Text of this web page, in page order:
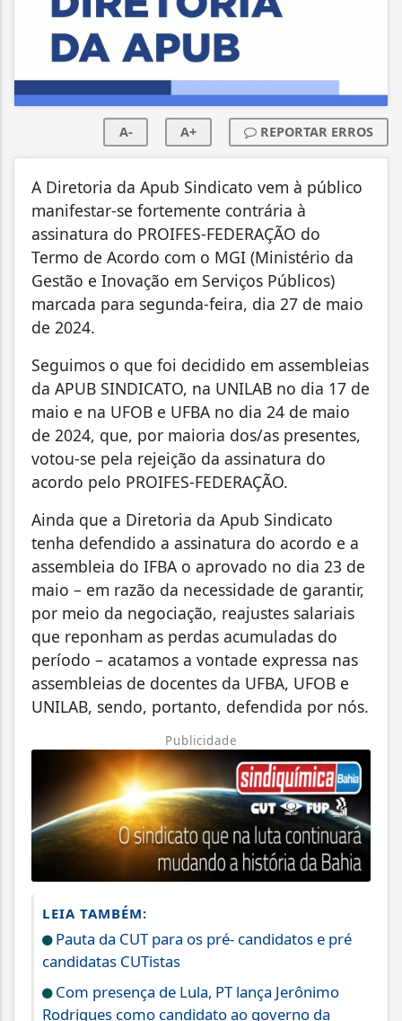
A- A+ REPORTAR ERROS
A Diretoria da Apub Sindicato vem à público
manifestar-se fortemente contrária à
assinatura do PROIFES-FEDERAÇÃO do
Termo de Acordo com o MGI (Ministério da
Gestão e Inovação em Serviços Públicos)
marcada para segunda-feira, dia 27 de maio
de 2024.
Seguimos o que foi decidido em assembleias
da APUB SINDICATO, na UNILAB no dia 17 de
maio e na UFOB e UFBA no dia 24 de maio
de 2024, que, por maioria dos/as presentes,
votou-se pela rejeição da assinatura do
acordo pelo PROIFES-FEDERAÇÃO.
Ainda que a Diretoria da Apub Sindicato
tenha defendido a assinatura do acordo e a
assembleia do IFBA o aprovado no dia 23 de
maio – em razão da necessidade de garantir,
por meio da negociação, reajustes salariais
que reponham as perdas acumuladas do
período – acatamos a vontade expressa nas
assembleias de docentes da UFBA, UFOB e
UNILAB, sendo, portanto, defendida por nós.
Publicidade
LEIA TAMBÉM:
Pauta da CUT para os pré- candidatos e pré
candidatas CUTistas
Com presença de Lula, PT lança Jerônimo
Rodrigues como candidato ao governo da